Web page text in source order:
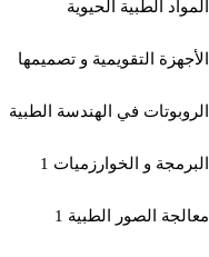
المواد الطبية الحيوية
الأجهزة التقويمية و تصميمها
الروبوتات في الهندسة الطبية
البرمجة و الخوارزميات 1
معالجة الصور الطبية 1